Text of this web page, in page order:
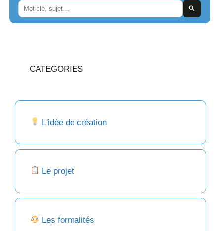
CATEGORIES
L'idée de création
Le projet
Les formalités